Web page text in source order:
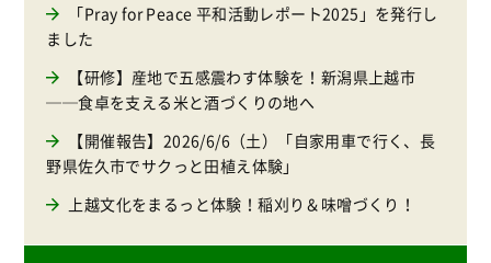
「Pray for Peace 平和活動レポート2025」を発行し
ました
【研修】産地で五感震わす体験を！新潟県上越市
──食卓を支える米と酒づくりの地へ
【開催報告】2026/6/6（土）「自家用車で行く、長
野県佐久市でサクっと田植え体験」
上越文化をまるっと体験！稲刈り＆味噌づくり！